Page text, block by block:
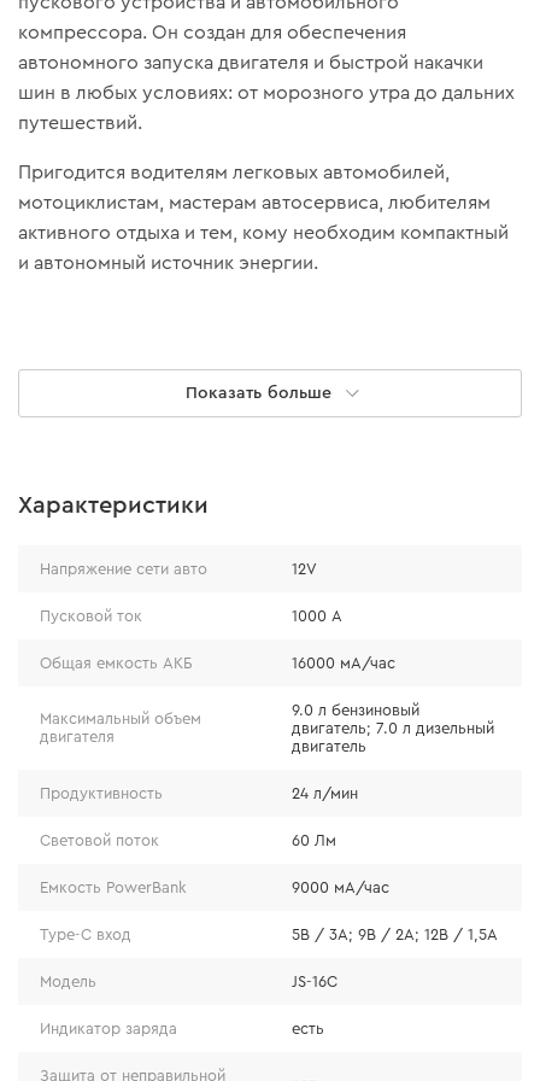
компрессора. Он создан для обеспечения
автономного запуска двигателя и быстрой накачки
шин в любых условиях: от морозного утра до дальних
путешествий.
Пригодится водителям легковых автомобилей,
мотоциклистам, мастерам автосервиса, любителям
активного отдыха и тем, кому необходим компактный
и автономный источник энергии.
Возможности
бензиновых и дизельных моторов объемом до 9 л,
Быстрая подкачка шин: накачивает колесо R16 с нуля
всего за 4 мин благодаря компрессору с
давлением 10,3 Бар.
Показать больше
Характеристики
Напряжение сети авто 12V
Пусковой ток 1000 А
Общая емкость АКБ 16000 мА/час
Максимальный объем
двигателя
9.0 л бензиновый
двигатель; 7.0 л дизельный
двигатель
Продуктивность 24 л/мин
Световой поток 60 Лм
Емкость PowerBank 9000 мА/час
Type-C вход 5В / 3А; 9В / 2А; 12В / 1,5А
Модель JS-16C
Индикатор заряда есть
Защита от неправильной